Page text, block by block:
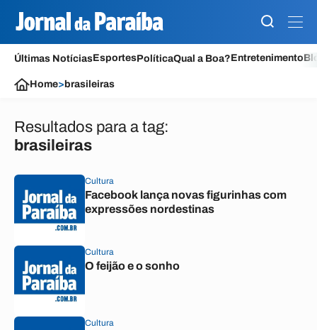
Últimas NotíciasEsportesPolíticaQual a Boa?Entretenimento
Home> brasileiras
Resultados para a tag:
brasileiras
Cultura
Facebook lança novas figurinhas com
expressões nordestinas
Cultura
O feijão e o sonho
Cultura